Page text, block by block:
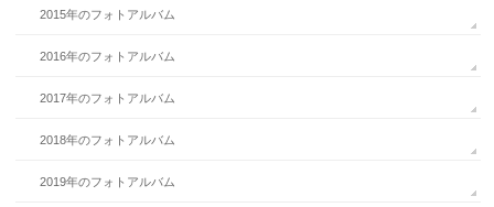
2015年のフォトアルバム
2016年のフォトアルバム
2017年のフォトアルバム
2018年のフォトアルバム
2019年のフォトアルバム